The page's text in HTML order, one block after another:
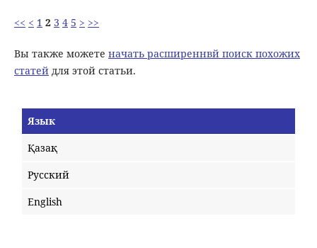
<< < 1 2 3 4 5 > >>
Вы также можете начать расширеннвй поиск похожих
статейдля этой статьи.
Язык
Қазақ
Русский
English